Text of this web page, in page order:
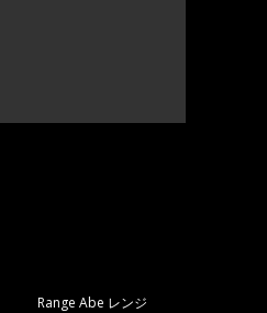
Range Abe レンジ